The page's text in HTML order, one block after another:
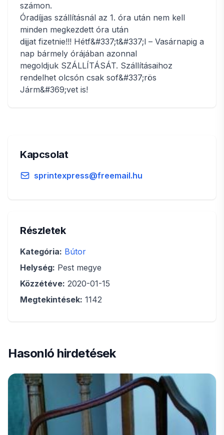
számon.
Óradíjjas szállításnál az 1. óra után nem kell
minden megkezdett óra után
dijjat fizetnie!!! Hétf&#337;t&#337;l – Vasárnapig a
nap bármely órájában azonnal
megoldjuk SZÁLLÍTÁSÁT. Szállításaihoz
rendelhet olcsón csak sof&#337;rös
Járm&#369;vet is!
Kapcsolat
sprintexpress@freemail.hu
Részletek
Kategória: Bútor
Helység: Pest megye
Közzétéve: 2020-01-15
Megtekintések: 1142
Hasonló hirdetések